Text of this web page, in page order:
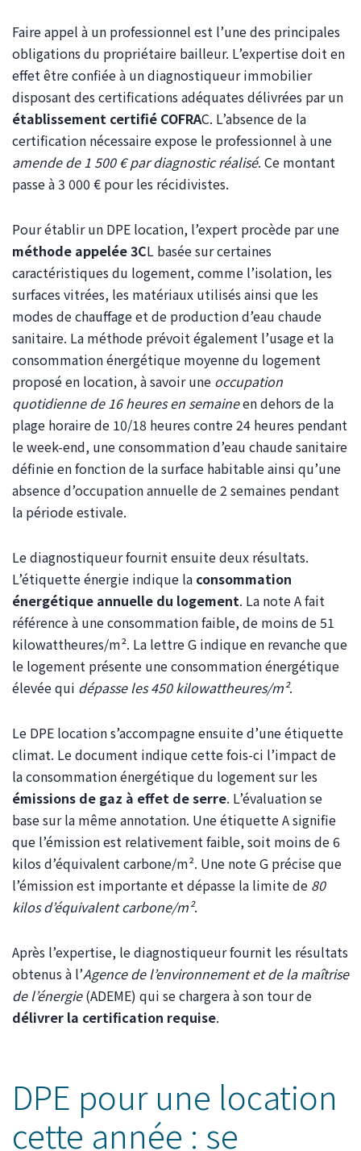
Faire appel à un professionnel est l’une des principales
obligations du propriétaire bailleur. L’expertise doit en
effet être confiée à un diagnostiqueur immobilier
disposant des certifications adéquates délivrées par un
établissement certifié COFRAC. L’absence de la
certification nécessaire expose le professionnel à une
amende de 1 500 € par diagnostic réalisé. Ce montant
passe à 3 000 € pour les récidivistes.
Pour établir un DPE location, l’expert procède par une
méthode appelée 3CL basée sur certaines
caractéristiques du logement, comme l’isolation, les
surfaces vitrées, les matériaux utilisés ainsi que les
modes de chauffage et de production d’eau chaude
sanitaire. La méthode prévoit également l’usage et la
consommation énergétique moyenne du logement
proposé en location, à savoir une occupation
quotidienne de 16 heures en semaineen dehors de la
plage horaire de 10/18 heures contre 24 heures pendant
le week-end, une consommation d’eau chaude sanitaire
définie en fonction de la surface habitable ainsi qu’une
absence d’occupation annuelle de 2 semaines pendant
la période estivale.
Le diagnostiqueur fournit ensuite deux résultats.
L’étiquette énergie indique la consommation
énergétique annuelle du logement. La note A fait
référence à une consommation faible, de moins de 51
kilowattheures/m². La lettre G indique en revanche que
le logement présente une consommation énergétique
élevée qui dépasse les 450 kilowattheures/m².
Le DPE location s’accompagne ensuite d’une étiquette
climat. Le document indique cette fois-ci l’impact de
la consommation énergétique du logement sur les
émissions de gaz à effet de serre. L’évaluation se
base sur la même annotation. Une étiquette A signifie
que l’émission est relativement faible, soit moins de 6
kilos d’équivalent carbone/m². Une note G précise que
l’émission est importante et dépasse la limite de 80
kilos d’équivalent carbone/m².
Après l’expertise, le diagnostiqueur fournit les résultats
obtenus à l’Agence de l’environnement et de la maîtrise
de l’énergie(ADEME) qui se chargera à son tour de
délivrer la certification requise.
DPE pour une location
cette année : se